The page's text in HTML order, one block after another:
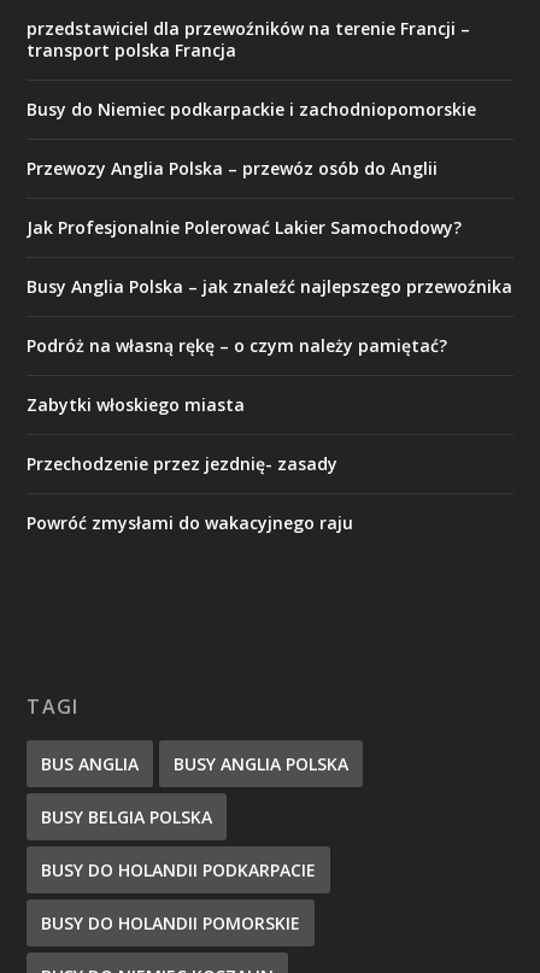
przedstawiciel dla przewoźników na terenie Francji –
transport polska Francja
Busy do Niemiec podkarpackie i zachodniopomorskie
Przewozy Anglia Polska – przewóz osób do Anglii
Jak Profesjonalnie Polerować Lakier Samochodowy?
Busy Anglia Polska – jak znaleźć najlepszego przewoźnika
Podróż na własną rękę – o czym należy pamiętać?
Zabytki włoskiego miasta
Przechodzenie przez jezdnię- zasady
Powróć zmysłami do wakacyjnego raju
TAGI
BUS ANGLIA BUSY ANGLIA POLSKA
BUSY BELGIA POLSKA
BUSY DO HOLANDII PODKARPACIE
BUSY DO HOLANDII POMORSKIE